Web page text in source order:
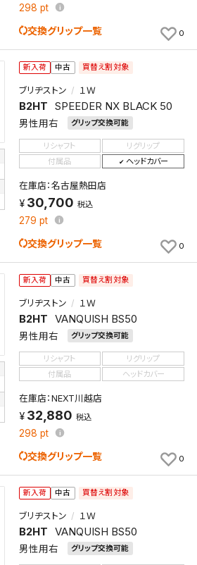
298 pt
交換グリップ一覧 0
新入荷 中古 買替え割対象
ブリヂストン １Ｗ
B2HT SPEEDER NX BLACK 50
男性用右 グリップ交換可能
リシャフト
リグリップ
付属品
ヘッドカバー
在庫店：名古屋熱田店
30,700 税込
279 pt
交換グリップ一覧 0
新入荷 中古 買替え割対象
ブリヂストン １Ｗ
B2HT VANQUISH BS50
男性用右 グリップ交換可能
リシャフト
リグリップ
付属品
ヘッドカバー
在庫店：NEXT川越店
32,880 税込
298 pt
交換グリップ一覧 0
新入荷 中古 買替え割対象
ブリヂストン １Ｗ
B2HT VANQUISH BS50
男性用右 グリップ交換可能